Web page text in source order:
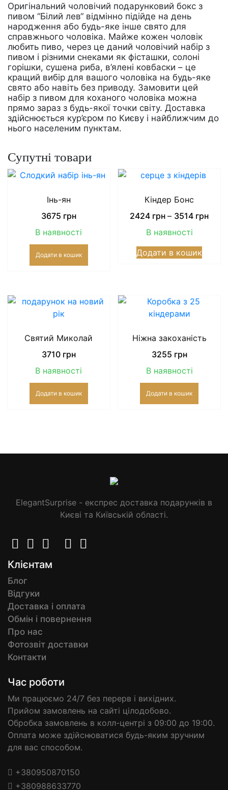
Оригінальний чоловічий подарунковий бокс з
пивом “Білий лев“ відмінно підійде на день
народження або будь-яке інше свято для
справжнього чоловіка. Майже кожен чоловік
любить пиво, через це даний чоловічий набір з
пивом і різними снеками як фісташки, солоні
горішки, сушена риба, в’ялені ковбаски – це
кращий вибір для вашого чоловіка на будь-яке
свято або навіть без приводу. Замовити цей
набір з пивом для коханого чоловіка можна
прямо зараз з будь-якої точки світу. Доставка
здійснюється кур’єром по Києву і найближчим до
нього населеним пунктам.
Супутні товари
Інь-ян
3675 грн
В наявності
Додати в кошик
Кіндер Бонс
2424 грн– 3514 грнPrice
В наявності
Додати в кошик
на
Святий Миколай
3710грн
В наявності
Додати в кошик
Ніжна закоханість
3255 грн
В наявності
Додати в кошик
ElegantSurprise - експрес доставка подарунків в
Києві та Київській області.
Клієнтам
Блог
Відгуки
Доставка і оплата
Обмін і повернення
Про нас
Фотозвіт доставки
Контакти
Час роботи
Ми працюємо 24/7 без перерв і вихідних.
Прийом замовлень на сайті цілодобово.
Обробка замовлень в колл-центрі з 09:00 до 19:00.
Оплата може здійснюватися будь-яким зручним
для вас способом.
+380950870150
+380988633770